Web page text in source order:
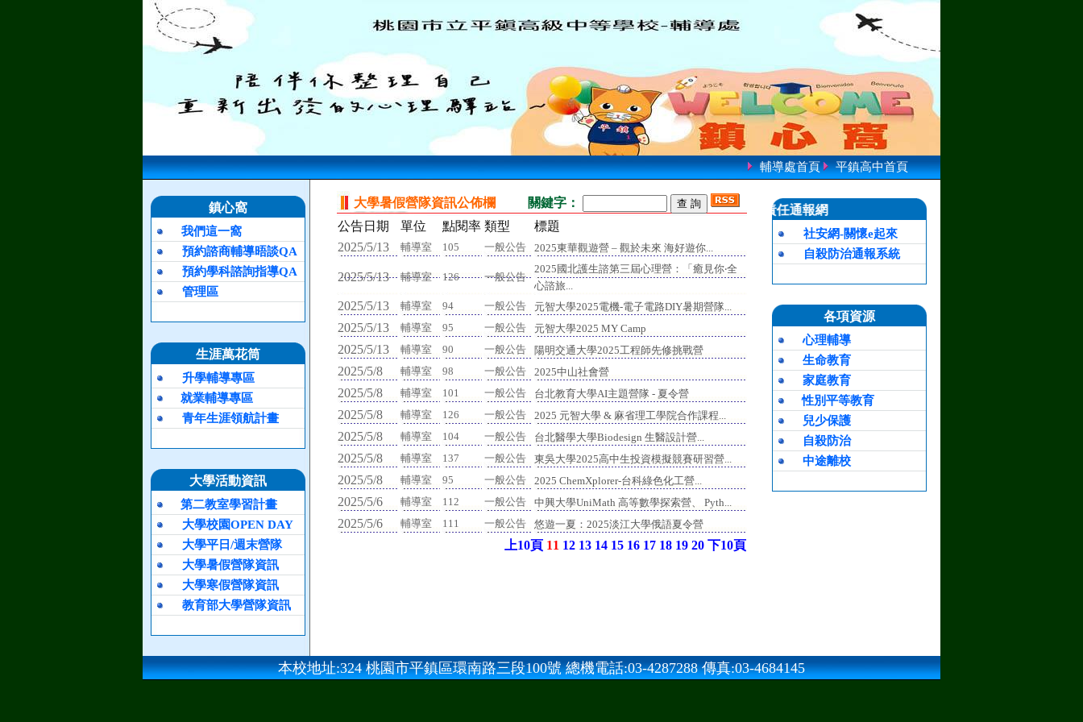
輔導處首頁 平鎮高中首頁
鎮心窩
我們這一窩
預約諮商輔導晤談QA
預約學科諮詢指導QA
管理區
生涯萬花筒
升學輔導專區
就業輔導專區
青年生涯領航計畫
大學活動資訊
第二教室學習計畫
大學校園OPEN DAY
大學平日/週末營隊
大學暑假營隊資訊
大學寒假營隊資訊
教育部大學營隊資訊
大學暑假營隊資訊公佈欄
關鍵字：
公告日期
單位 點閱率 類型
標題
2025/5/13
輔導室 105 一般公告 2025東華觀遊營 – 觀於未來 海好遊你...
2025/5/13 輔導室 126 一般公告
2025國北護生諮第三屆心理營：「癒見你‧全
心諮旅...
2025/5/13 輔導室 94 一般公告 元智大學2025電機-電子電路DIY暑期營隊...
2025/5/13 輔導室 95 一般公告 元智大學2025 MY Camp
2025/5/13 輔導室 90 一般公告 陽明交通大學2025工程師先修挑戰營
2025/5/8 輔導室 98 一般公告 2025中山社會營
2025/5/8 輔導室 101 一般公告 台北教育大學AI主題營隊 - 夏令營
2025/5/8 輔導室 126 一般公告 2025 元智大學 & 麻省理工學院合作課程...
2025/5/8 輔導室 104 一般公告 台北醫學大學Biodesign 生醫設計營...
2025/5/8 輔導室 137 一般公告 東吳大學2025高中生投資模擬競賽研習營...
2025/5/8 輔導室 95 一般公告 2025 ChemXplorer-台科綠色化工營...
2025/5/6 輔導室 112 一般公告 中興大學UniMath 高等數學探索營、 Pyth...
2025/5/6 輔導室 111 一般公告 悠遊一夏：2025淡江大學俄語夏令營
上10頁 11 12 13 14 15 16 17 18 19 20 下10頁
責任通報網
社安網-關懷e起來
自殺防治通報系統
各項資源
心理輔導
生命教育
家庭教育
性別平等教育
兒少保護
自殺防治
中途離校
本校地址:324 桃園市平鎮區環南路三段100號 總機電話:03-4287288 傳真:03-4684145